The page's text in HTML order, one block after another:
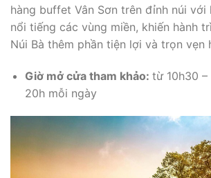
hàng buffet Vân Sơn trên đỉnh núi với
nổi tiếng các vùng miền, khiến hành
Núi Bà thêm phần tiện lợi và trọn vẹn
Giờ mở cửa tham khảo: từ 10h30 –
20h mỗi ngày